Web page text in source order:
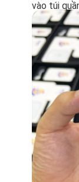
vào túi